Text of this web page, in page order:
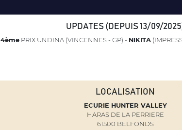
UPDATES (DEPUIS 13/09/
4èmePRIX UNDINA (VINCENNES - GP) - NIKITA
LOCALISATION
ECURIE HUNTER VALLEY
HARAS DE LA PERRIERE
61500 BELFONDS